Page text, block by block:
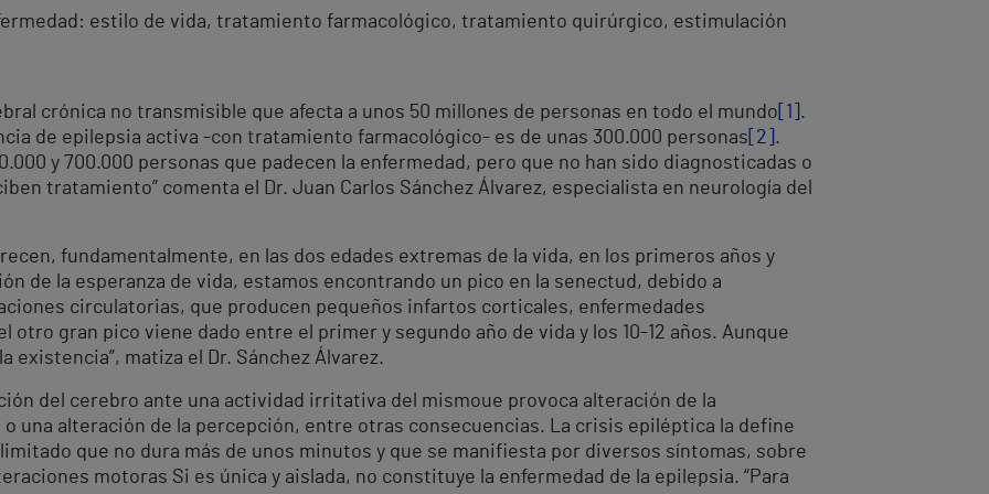
estilo de vida, tratamiento farmacológico, tratamiento quirúrgico, estimulación
crónica no transmisible que afecta a unos 50 millones de personas en todo el mundo [1] .
de epilepsia activa -con tratamiento farmacológico- es de unas 300.000 personas [2] .
y 700.000 personas que padecen la enfermedad, pero que no han sido diagnosticadas o
tratamiento” comenta el Dr. Juan Carlos Sánchez Álvarez, especialista en neurología del
fundamentalmente, en las dos edades extremas de la vida, en los primeros años y
de la esperanza de vida, estamos encontrando un pico en la senectud, debido a
circulatorias, que producen pequeños infartos corticales, enfermedades
otro gran pico viene dado entre el primer y segundo año de vida y los 10-12 años. Aunque
existencia”, matiza el Dr. Sánchez Álvarez.
del cerebro ante una actividad irritativa del mismoue provoca alteración de la
una alteración de la percepción, entre otras consecuencias. La crisis epiléptica la define
que no dura más de unos minutos y que se manifiesta por diversos síntomas, sobre
motoras Si es única y aislada, no constituye la enfermedad de la epilepsia. “Para